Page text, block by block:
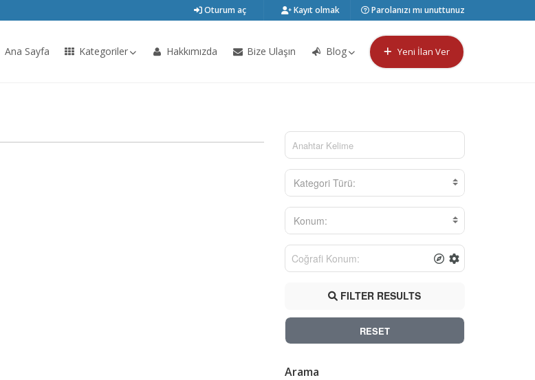
Oturum aç Kayıt olmak Parolanızı mı unuttunuz
Ana Sayfa Kategoriler Hakkımızda Bize Ulaşın Blog Yeni İlan Ver
Kategori Türü:
Konum:
FILTER RESULTS
RESET
Arama